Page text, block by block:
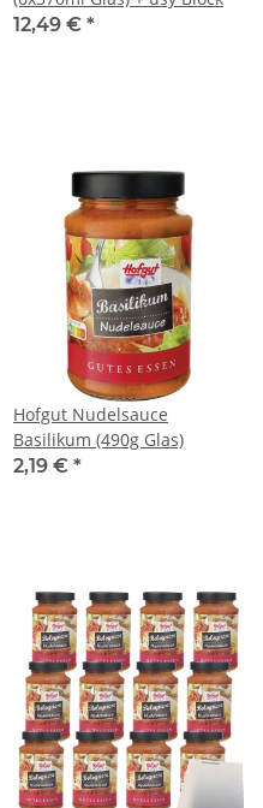
12,49 € *
Hofgut Nudelsauce
Basilikum (490g Glas)
2,19 € *